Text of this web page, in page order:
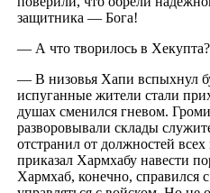
защитника — Бога!
— А что творилось в
— В низовья Хапи вспыхнул
испуганные жители стали
душах сменился гневом.
разворовывали склады
отстранил от должностей
приказал Хармхабу навести
Хармхаб, конечно, справился